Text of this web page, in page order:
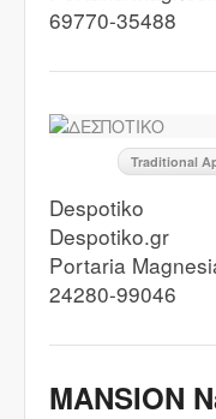
69770-35488
Traditional
Despotiko
Despotiko.gr
Portaria
24280-99046
MANSION